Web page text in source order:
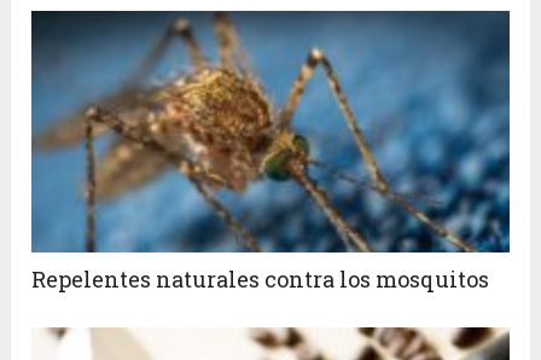
Repelentes naturales contra los mosquitos